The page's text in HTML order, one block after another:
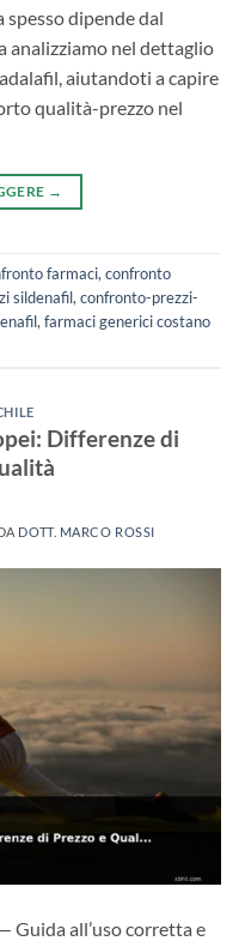
spesso dipende dal
analizziamo nel dettaglio
aiutandoti a capire
qualità-prezzo nel
→
farmaci,confronto
sildenafil,confronto-prezzi-
,farmaci generici costano
Differenze di
DOTT. MARCO ROSSI
Guida all’uso corretta e